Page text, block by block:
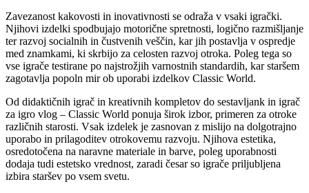
Zavezanost kakovosti in inovativnosti se odraža v vsaki igrački.
Njihovi izdelki spodbujajo motorične spretnosti, logično razmišljanje
ter razvoj socialnih in čustvenih veščin, kar jih postavlja v ospredje
med znamkami, ki skrbijo za celosten razvoj otroka. Poleg tega so
vse igrače testirane po najstrožjih varnostnih standardih, kar staršem
zagotavlja popoln mir ob uporabi izdelkov Classic World.
Od didaktičnih igrač in kreativnih kompletov do sestavljank in igrač
za igro vlog – Classic World ponuja širok izbor, primeren za otroke
različnih starosti. Vsak izdelek je zasnovan z mislijo na dolgotrajno
uporabo in prilagoditev otrokovemu razvoju. Njihova estetika,
osredotočena na naravne materiale in barve, poleg uporabnosti
dodaja tudi estetsko vrednost, zaradi česar so igrače priljubljena
izbira staršev po vsem svetu.